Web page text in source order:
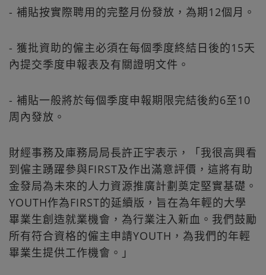
- 補貼按實際聘用的完整月份發放，為期12個月。
- 獲批資助的僱主必須在每個季度終結日後的15天
內提交季度申報表及有關證明文件。
- 補貼一般將於每個季度申報期限完結後約6至10
周內發放。
財經事務及庫務局局長許正宇表示，「我很高興看
到僱主踴躍參與FIRST及作出滿意評價，這將有助
金發局為未來的人力資源推廣計劃奠定堅實基礎。
YOUTH作為FIRST的延續版，旨在為年輕的大學
畢業生創造就業機會，為行業注入新血。我們鼓勵
所有符合資格的僱主申請YOUTH，為我們的年輕
畢業生提供工作機會。」